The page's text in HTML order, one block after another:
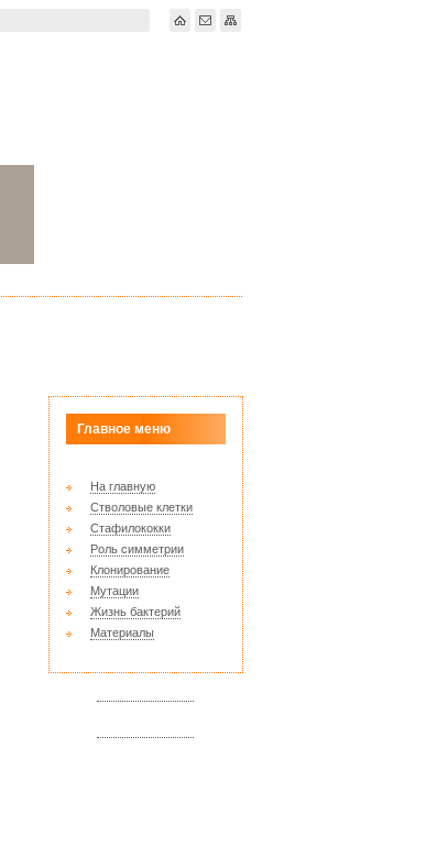
Главное меню
На главную
Стволовые клетки
Стафилококки
Роль симметрии
Клонирование
Мутации
Жизнь бактерий
Материалы